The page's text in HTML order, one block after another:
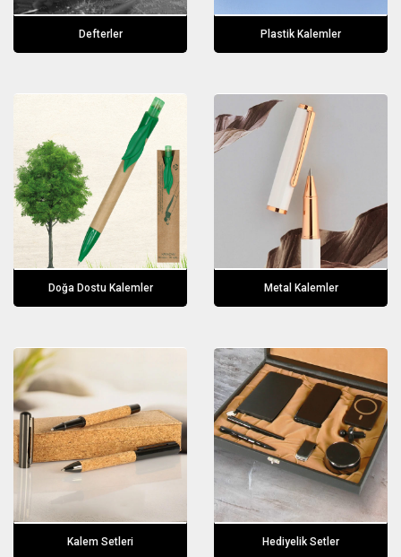
Defterler Plastik Kalemler
Doğa Dostu Kalemler Metal Kalemler
Kalem Setleri Hediyelik Setler